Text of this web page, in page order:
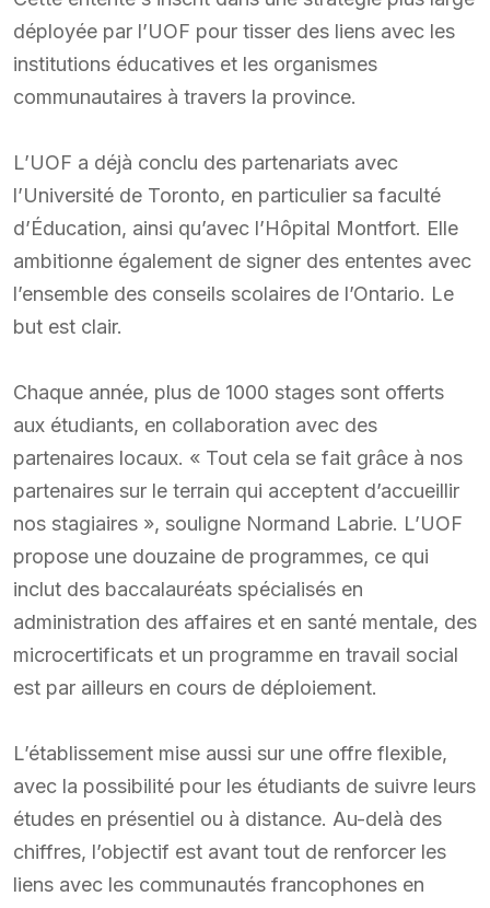
déployée par l’UOF pour tisser des liens avec les
institutions éducatives et les organismes
communautaires à travers la province.
L’UOF a déjà conclu des partenariats avec
l’Université de Toronto, en particulier sa faculté
d’Éducation, ainsi qu’avec l’Hôpital Montfort. Elle
ambitionne également de signer des ententes avec
l’ensemble des conseils scolaires de l’Ontario. Le
but est clair.
Chaque année, plus de 1000 stages sont offerts
aux étudiants, en collaboration avec des
partenaires locaux. « Tout cela se fait grâce à nos
partenaires sur le terrain qui acceptent d’accueillir
nos stagiaires », souligne Normand Labrie. L’UOF
propose une douzaine de programmes, ce qui
inclut des baccalauréats spécialisés en
administration des affaires et en santé mentale, des
microcertificats et un programme en travail social
est par ailleurs en cours de déploiement.
L’établissement mise aussi sur une offre flexible,
avec la possibilité pour les étudiants de suivre leurs
études en présentiel ou à distance. Au-delà des
chiffres, l’objectif est avant tout de renforcer les
liens avec les communautés francophones en